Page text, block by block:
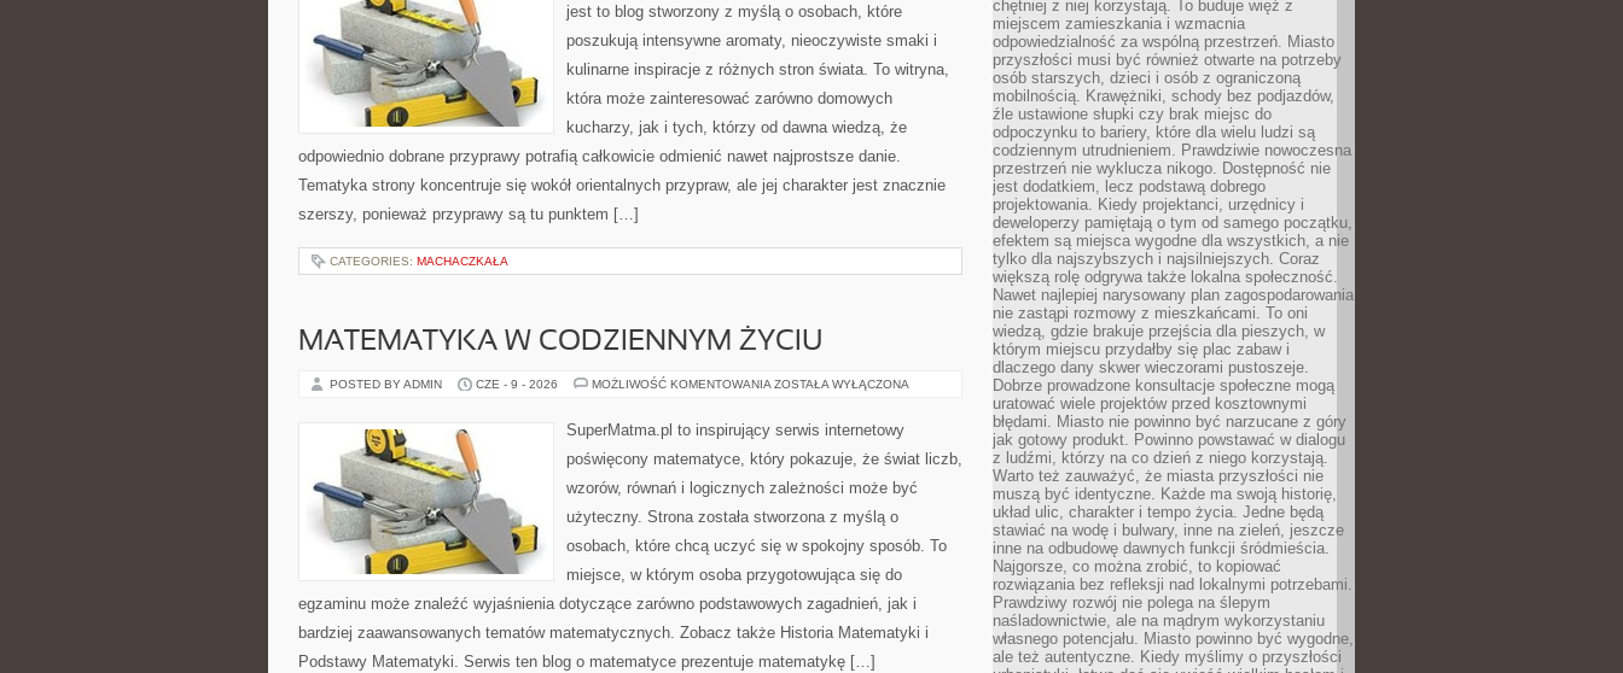
jest to blog stworzony z myślą o osobach, które
poszukują intensywne aromaty, nieoczywiste smaki i
kulinarne inspiracje z różnych stron świata. To witryna,
która może zainteresować zarówno domowych
kucharzy, jak i tych, którzy od dawna wiedzą, że
odpowiednio dobrane przyprawy potrafią całkowicie odmienić nawet najprostsze danie.
Tematyka strony koncentruje się wokół orientalnych przypraw, ale jej charakter jest znacznie
szerszy, ponieważ przyprawy są tu punktem […]
CATEGORIES: MACHACZKAŁA
MATEMATYKA W CODZIENNYM ŻYCIU
POSTED BY ADMIN CZE - 9 - 2026 MOŻLIWOŚĆ KOMENTOWANIA MATEMATYKA
ZOSTAŁA WYŁĄCZONA
SuperMatma.pl to inspirujący serwis internetowy
poświęcony matematyce, który pokazuje, że świat liczb,
wzorów, równań i logicznych zależności może być
użyteczny. Strona została stworzona z myślą o
osobach, które chcą uczyć się w spokojny sposób. To
miejsce, w którym osoba przygotowująca się do
egzaminu może znaleźć wyjaśnienia dotyczące zarówno podstawowych zagadnień, jak i
bardziej zaawansowanych tematów matematycznych. Zobacz także Historia Matematyki i
Podstawy Matematyki. Serwis ten blog o matematyce prezentuje matematykę […]
chętniej z niej korzystają. To buduje więź z
miejscem zamieszkania i wzmacnia
odpowiedzialność za wspólną przestrzeń. Miasto
przyszłości musi być również otwarte na potrzeby
osób starszych, dzieci i osób z ograniczoną
mobilnością. Krawężniki, schody bez podjazdów,
źle ustawione słupki czy brak miejsc do
odpoczynku to bariery, które dla wielu ludzi są
codziennym utrudnieniem. Prawdziwie nowoczesna
przestrzeń nie wyklucza nikogo. Dostępność nie
jest dodatkiem, lecz podstawą dobrego
projektowania. Kiedy projektanci, urzędnicy i
deweloperzy pamiętają o tym od samego początku,
efektem są miejsca wygodne dla wszystkich, a nie
tylko dla najszybszych i najsilniejszych. Coraz
większą rolę odgrywa także lokalna społeczność.
Nawet najlepiej narysowany plan zagospodarowania
nie zastąpi rozmowy z mieszkańcami. To oni
wiedzą, gdzie brakuje przejścia dla pieszych, w
którym miejscu przydałby się plac zabaw i
dlaczego dany skwer wieczorami pustoszeje.
Dobrze prowadzone konsultacje społeczne mogą
uratować wiele projektów przed kosztownymi
błędami. Miasto nie powinno być narzucane z góry
jak gotowy produkt. Powinno powstawać w dialogu
z ludźmi, którzy na co dzień z niego korzystają.
Warto też zauważyć, że miasta przyszłości nie
muszą być identyczne. Każde ma swoją historię,
układ ulic, charakter i tempo życia. Jedne będą
stawiać na wodę i bulwary, inne na zieleń, jeszcze
inne na odbudowę dawnych funkcji śródmieścia.
Najgorsze, co można zrobić, to kopiować
rozwiązania bez refleksji nad lokalnymi potrzebami.
Prawdziwy rozwój nie polega na ślepym
naśladownictwie, ale na mądrym wykorzystaniu
własnego potencjału. Miasto powinno być wygodne,
ale też autentyczne. Kiedy myślimy o przyszłości